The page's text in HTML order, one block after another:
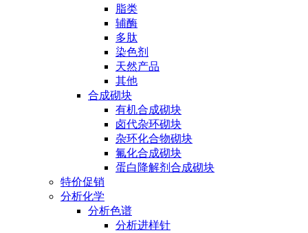
脂类
辅酶
多肽
染色剂
天然产品
其他
合成砌块
有机合成砌块
卤代杂环砌块
杂环化合物砌块
氟化合成砌块
蛋白降解剂合成砌块
特价促销
分析化学
分析色谱
分析进样针